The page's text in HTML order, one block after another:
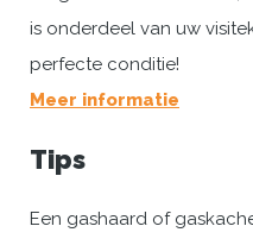
is onderdeel van uw
perfecte conditie!
Meer informatie
Tips
Een gashaard of